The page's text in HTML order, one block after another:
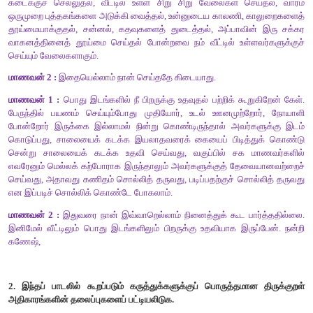
கல்வி
மரியாதை
பண்பு
கருணை
உயர்வு
முன்னேற்றம் ஆகியவற்றை ஏற்படுத்துகிறது.